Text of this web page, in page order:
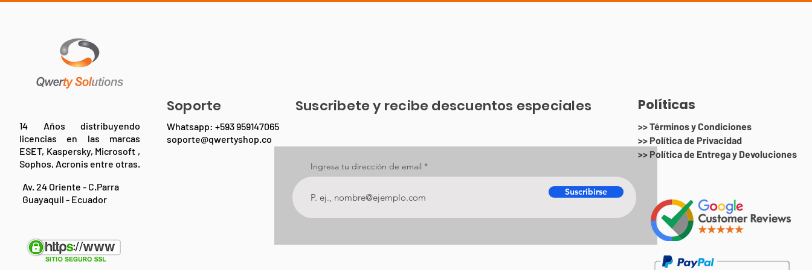
14 Años distribuyendo
licencias en las marcas
ESET, Kaspersky, Microsoft ,
Sophos, Acronis entre otras.
Av. 24 Oriente - C.Parra
Guayaquil - Ecuador
Ingresa tu dirección de email
Suscribirse
Políticas
>> Términos y Condiciones
>> Política de Privacidad
>> Política de Entrega y Devoluciones
Soporte
Whatsapp: +593 959147065
soporte@qwertyshop.co
Suscribete y recibe descuentos especiales